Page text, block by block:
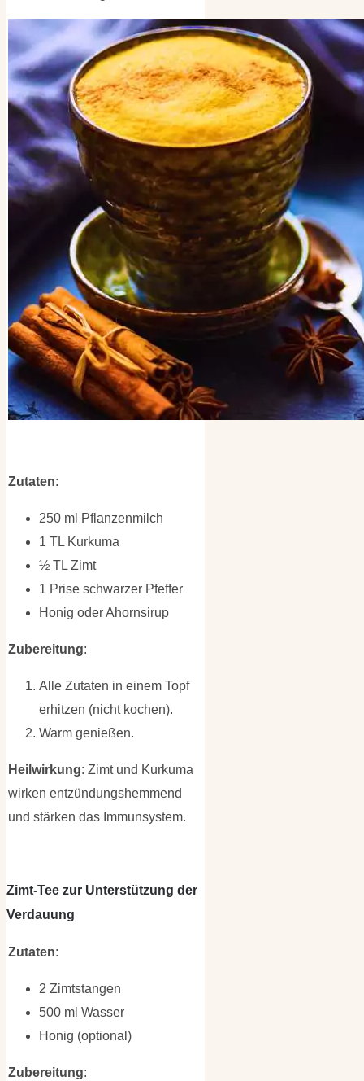
Zutaten:
250 ml Pflanzenmilch
1 TL Kurkuma
½ TL Zimt
1 Prise schwarzer Pfeffer
Honig oder Ahornsirup
Zubereitung:
Alle Zutaten in einem Topf
erhitzen (nicht kochen).
Warm genießen.
Heilwirkung: Zimt und Kurkuma
wirken entzündungshemmend
und stärken das Immunsystem.
Zimt-Tee zur Unterstützung der
Verdauung
Zutaten:
2 Zimtstangen
500 ml Wasser
Honig (optional)
Zubereitung: